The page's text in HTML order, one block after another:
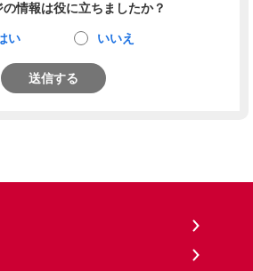
情報は役に立ちましたか？
い いいえ
送信する